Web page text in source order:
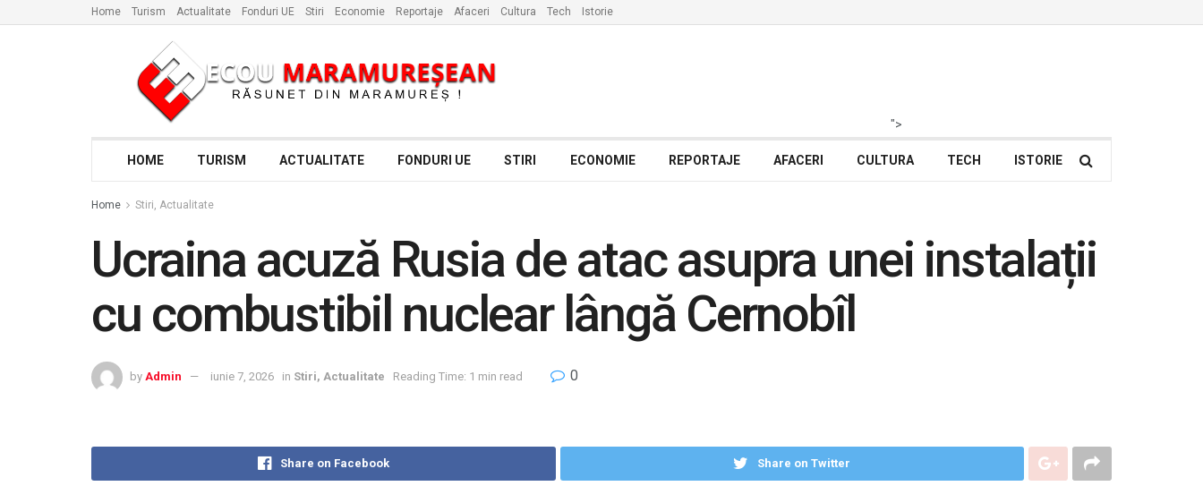
Home Turism Actualitate Fonduri UE Stiri Economie Reportaje Afaceri Cultura Tech Istorie
">
HOME TURISM ACTUALITATE FONDURI UE STIRI ECONOMIE REPORTAJE AFACERI CULTURA TECH ISTORIE
Home Stiri, Actualitate
Ucraina acuză Rusia de atac asupra unei instalații
cu combustibil nuclear lângă Cernobîl
by Admin iunie 7, 2026 in Stiri, Actualitate Reading Time: 1 min read 0
Share on Facebook Share on Twitter